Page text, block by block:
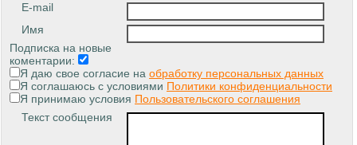
E-mail
Имя
Подписка на новые
коментарии:
Я даю свое согласие на обработку персональных данных
Я соглашаюсь с условиями Политики конфиденциальности
Я принимаю условия Пользовательского соглашения
Текст сообщения